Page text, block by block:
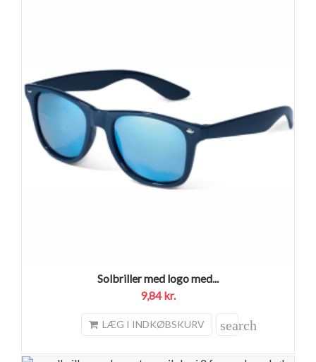
Solbriller med logo med...
9,84 kr.
LÆG I INDKØBSKURV search